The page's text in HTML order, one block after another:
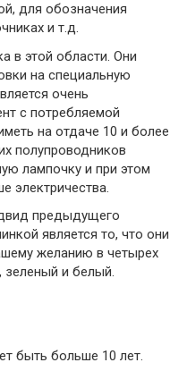
для обозначения
и т.д.
в этой области. Они
на специальную
очень
с потребляемой
на отдаче 10 и более
полупроводников
лампочку и при этом
электричества.
предыдущего
является то, что они
желанию в четырех
зеленый и белый.
быть больше 10 лет.